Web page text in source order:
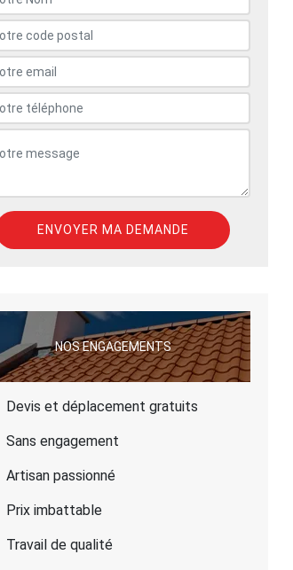
NOS ENGAGEMENTS
Devis et déplacement gratuits
Sans engagement
Artisan passionné
Prix imbattable
Travail de qualité